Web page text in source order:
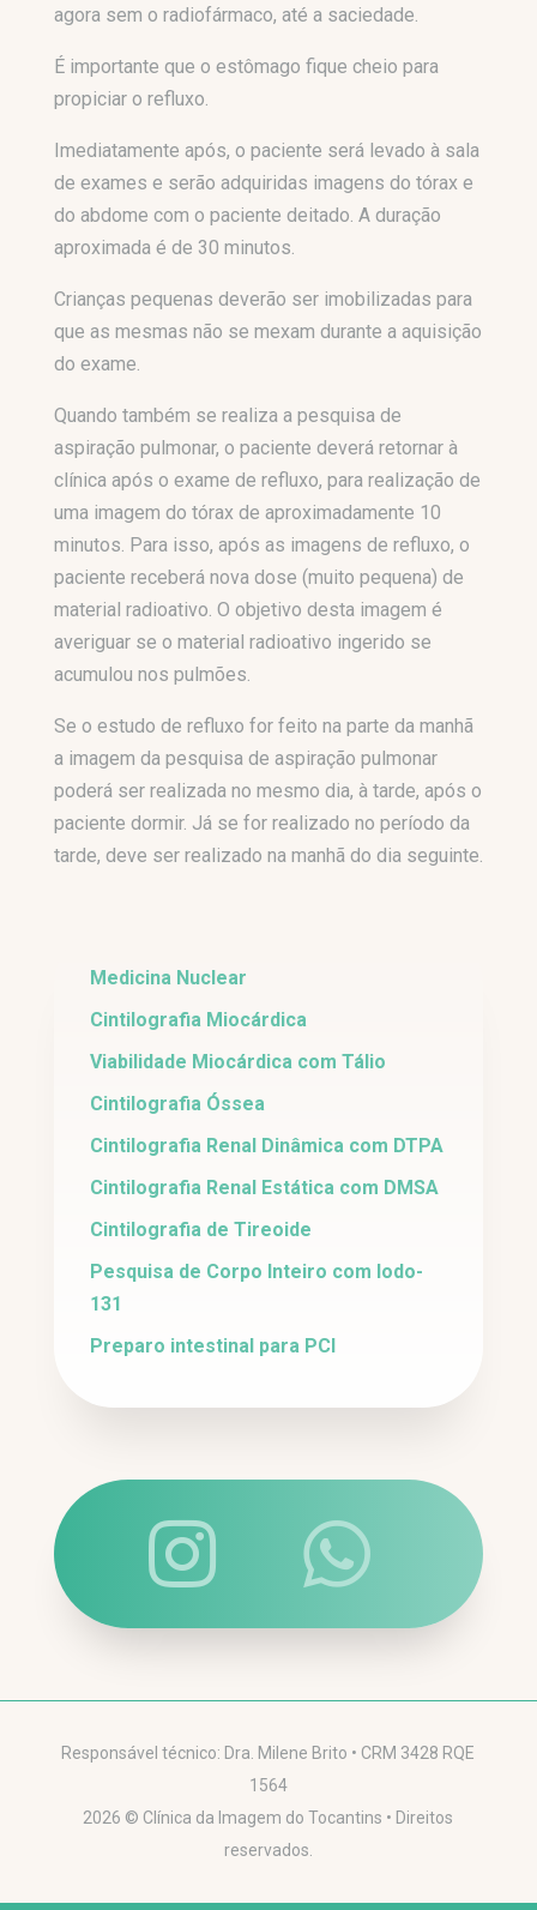
agora sem o radiofármaco, até a saciedade.
É importante que o estômago fique cheio para
propiciar o refluxo.
Imediatamente após, o paciente será levado à sala
de exames e serão adquiridas imagens do tórax e
do abdome com o paciente deitado. A duração
aproximada é de 30 minutos.
Crianças pequenas deverão ser imobilizadas para
que as mesmas não se mexam durante a aquisição
do exame.
Quando também se realiza a pesquisa de
aspiração pulmonar, o paciente deverá retornar à
clínica após o exame de refluxo, para realização de
uma imagem do tórax de aproximadamente 10
minutos. Para isso, após as imagens de refluxo, o
paciente receberá nova dose (muito pequena) de
material radioativo. O objetivo desta imagem é
averiguar se o material radioativo ingerido se
acumulou nos pulmões.
Se o estudo de refluxo for feito na parte da manhã
a imagem da pesquisa de aspiração pulmonar
poderá ser realizada no mesmo dia, à tarde, após o
paciente dormir. Já se for realizado no período da
tarde, deve ser realizado na manhã do dia seguinte.
Medicina Nuclear
Cintilografia Miocárdica
Viabilidade Miocárdica com Tálio
Cintilografia Óssea
Cintilografia Renal Dinâmica com DTPA
Cintilografia Renal Estática com DMSA
Cintilografia de Tireoide
Pesquisa de Corpo Inteiro com Iodo-
131
Preparo intestinal para PCI
 
Responsável técnico: Dra. Milene Brito • CRM 3428 RQE
1564
2026 © Clínica da Imagem do Tocantins • Direitos
reservados.